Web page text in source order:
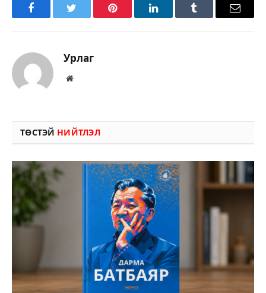
FacebookTwitter Pinterest LinkedInTumblr Имэйл
Урлаг
Вэбсайт
ТӨСТЭЙ НИЙТЛЭЛ